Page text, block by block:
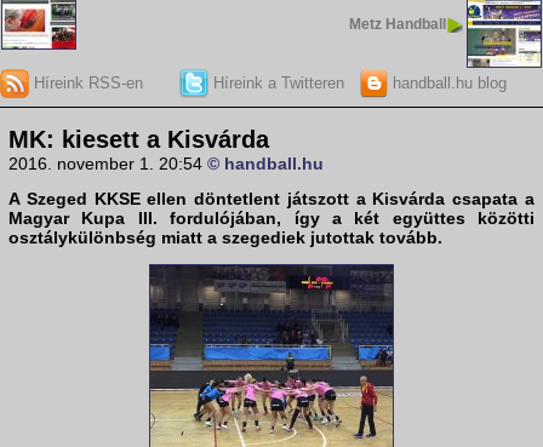
Metz Handball
Híreink RSS-en Híreink a Twitteren handball.hu blog
MK: kiesett a Kisvárda
2016. november 1. 20:54 © handball.hu
A Szeged KKSE ellen döntetlent játszott a Kisvárda csapata a
Magyar Kupa III. fordulójában, így a két együttes közötti
osztálykülönbség miatt a szegediek jutottak tovább.